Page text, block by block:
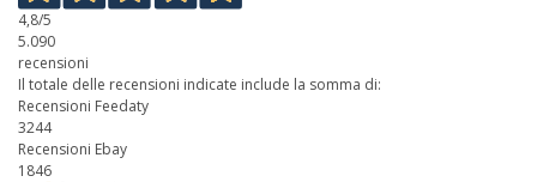
4,8/5
5.090
recensioni
Il totale delle recensioni indicate include la somma di:
Recensioni Feedaty
3244
Recensioni Ebay
1846